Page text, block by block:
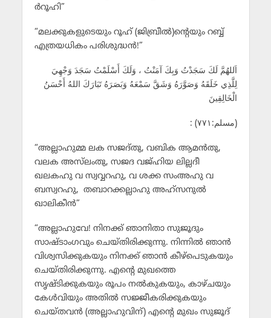
ര്‍റൂഹി”
“മലക്കുകളുടെയും റൂഹ് (ജിബ്രീല്‍)ന്‍റെയും റബ്ബ്
എത്രയധികം പരിശുദ്ധന്‍!”
اَللهُمَّ لَكَ سَجَدْتُ وَبِكَ آمَنْتُ ، وَلَكَ أَسْلَمْتُ سَجَدَ وَجْهِيَ
لِلَّذِي خَلَقَهُ وَصَوَّرَهُ وَشَقَّ سَمْعَهُ وَبَصَرَهُ تَبَارَكَ اللهُ أَحْسَنُ
الْخَالِقِينَ
: (مسلم:٧٧١)
“അല്ലാഹുമ്മ ലക സജദ്തു, വബിക ആമന്‍തു,
വലക അസ്‌ലംതു, സജദ വജ്ഹിയ ലില്ലദീ
ഖലകഹു വ സ്വവ്വറഹു, വ ശക്ക സംഅഹു വ
ബസ്വറഹു, തബാറക്കല്ലാഹു അഹ്സനുല്‍
ഖാലികീന്‍”
“അല്ലാഹുവേ! നിനക്ക് ഞാനിതാ സുജൂദും
സാഷ്ടാംഗവും ചെയ്തിരിക്കുന്നു. നിന്നില്‍ ഞാന്‍
വിശ്വസിക്കുകയും നിനക്ക് ഞാന്‍ കീഴ്പെടുകയും
ചെയ്തിരിക്കുന്നു. എന്റെ മുഖത്തെ
സൃഷ്ടിക്കുകയും രൂപം നല്‍കുകയും, കാഴ്ചയും
കേള്‍വിയും അതില്‍ സജ്ജീകരിക്കുകയും
ചെയ്തവന്‍ (അല്ലാഹുവിന്) എന്റെ മുഖം സുജൂദ്‌